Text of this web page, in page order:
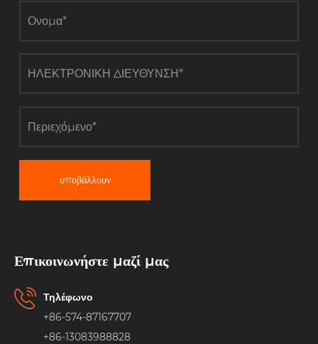
υποβάλλουν
Επικοινωνήστε μαζί μας
Τηλέφωνο
+86-574-87167707
+86-13083988828